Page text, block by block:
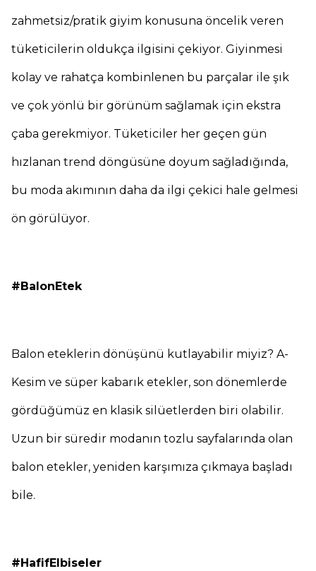
zahmetsiz/pratik giyim konusuna öncelik veren
tüketicilerin oldukça ilgisini çekiyor. Giyinmesi
kolay ve rahatça kombinlenen bu parçalar ile şık
ve çok yönlü bir görünüm sağlamak için ekstra
çaba gerekmiyor. Tüketiciler her geçen gün
hızlanan trend döngüsüne doyum sağladığında,
bu moda akımının daha da ilgi çekici hale gelmesi
ön görülüyor.
#BalonEtek
Balon eteklerin dönüşünü kutlayabilir miyiz? A-
Kesim ve süper kabarık etekler, son dönemlerde
gördüğümüz en klasik silüetlerden biri olabilir.
Uzun bir süredir modanın tozlu sayfalarında olan
balon etekler, yeniden karşımıza çıkmaya başladı
bile.
#HafifElbiseler